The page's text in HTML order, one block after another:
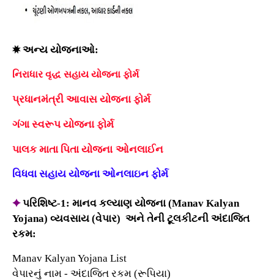
✸ અન્ય યોજનાઓ:
નિરાધાર વૃદ્ધ સહાય યોજના ફોર્મ
પ્રધાનમંત્રી આવાસ યોજના ફોર્મ
ગંગા સ્વરૂપ યોજના ફોર્મ
પાલક માતા પિતા યોજના ઓનલાઈન
વિધવા સહાય યોજના ઓનલાઇન ફોર્મ
✦ પરિશિષ્ટ-1: માનવ કલ્યાણ યોજના (Manav Kalyan
Yojana) વ્યવસાય (વેપાર) અને તેની ટૂલકીટની અંદાજિત
રકમ:
Manav Kalyan Yojana List
વેપારનું નામ - અંદાજિત રકમ (રૂપિયા)